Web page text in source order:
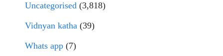
Uncategorised (3,818)
Vidnyan katha (39)
Whats app (7)